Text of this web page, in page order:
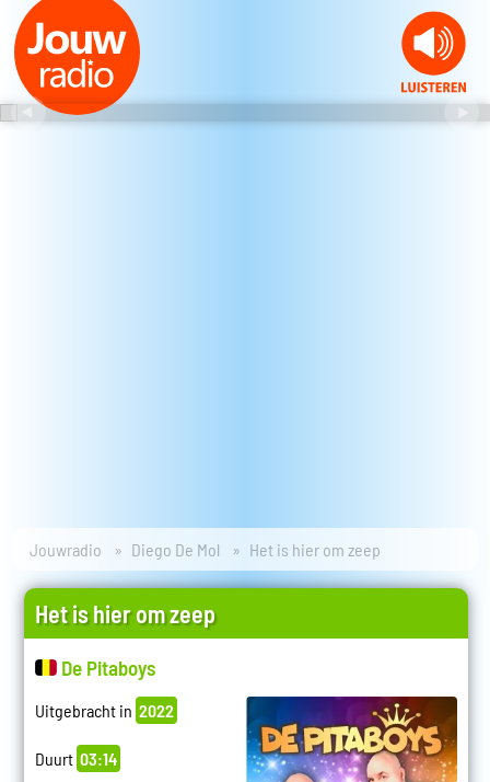
Jouwradio Diego De Mol Het is hier om zeep
Het is hier om zeep
De Pitaboys
Uitgebracht in 2022
Duurt 03:14